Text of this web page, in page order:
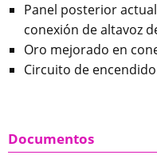
Panel posterior
conexión de altavoz
Oro mejorado en
Circuito de
Documentos